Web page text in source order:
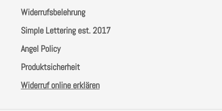
Widerrufsbelehrung
Simple Lettering est. 2017
Angel Policy
Produktsicherheit
Widerruf online erklären